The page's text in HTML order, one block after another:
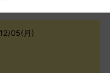
05(月)